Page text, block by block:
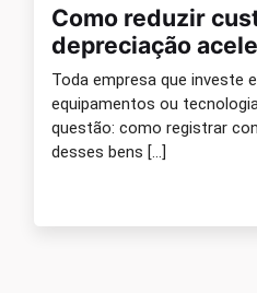
Como reduzir
depreciação
Toda empresa que investe
equipamentos ou
questão: como registrar
desses bens […]